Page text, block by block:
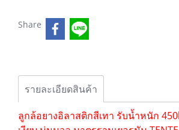
Share
รายละเอียดสินค้า
ลูกล้อยางอิลาสติกสีเทา รับน้ำหนัก